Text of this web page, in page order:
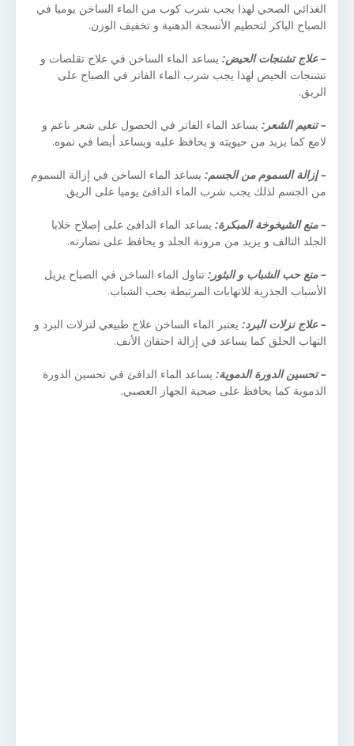
الغذائي الصحي لهذا يجب شرب كوب من الماء الساخن يوميا في
الصباح الباكر لتحطيم الأنسجة الدهنية و تخفيف الوزن.
– علاج تشنجات الحيض: يساعد الماء الساخن في علاج تقلصات و
تشنجات الحيض لهذا يجب شرب الماء الفاتر في الصباح على
الريق.
– تنعيم الشعر: يساعد الماء الفاتر في الحصول على شعر ناعم و
لامع كما يزيد من حيويته و يحافظ عليه ويساعد أيضا في نموه.
– إزالة السموم من الجسم: يساعد الماء الساخن في إزالة السموم
من الجسم لذلك يجب شرب الماء الدافئ يوميا على الريق.
– منع الشيخوخة المبكرة: يساعد الماء الدافئ على إصلاح خلايا
الجلد التالف و يزيد من مرونة الجلد و يحافظ على نضارته.
– منع حب الشباب و البثور: تناول الماء الساخن في الصباح يزيل
الأسباب الجذرية للاتهابات المرتبطة بحب الشباب.
– علاج نزلات البرد: يعتبر الماء الساخن علاج طبيعي لنزلات البرد و
التهاب الحلق كما يساعد في إزالة احتقان الأنف.
– تحسين الدورة الدموية: يساعد الماء الدافئ في تحسين الدورة
الدموية كما يحافظ على صحية الجهاز العصبي.